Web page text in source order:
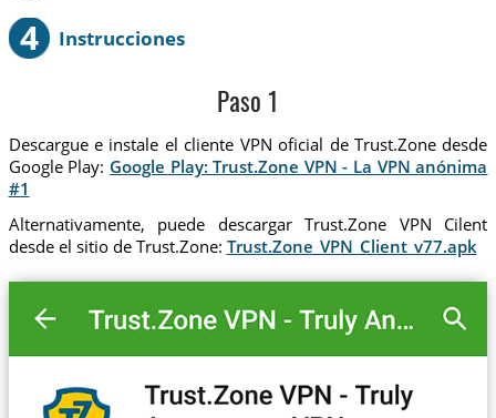
4 Instrucciones
Paso 1
Descargue e instale el cliente VPN oficial de Trust.Zone desde
Google Play: Google Play: Trust.Zone VPN - La VPN anónima
#1
Alternativamente, puede descargar Trust.Zone VPN Cilent
desde el sitio de Trust.Zone: Trust.Zone_VPN_Client_v77.apk